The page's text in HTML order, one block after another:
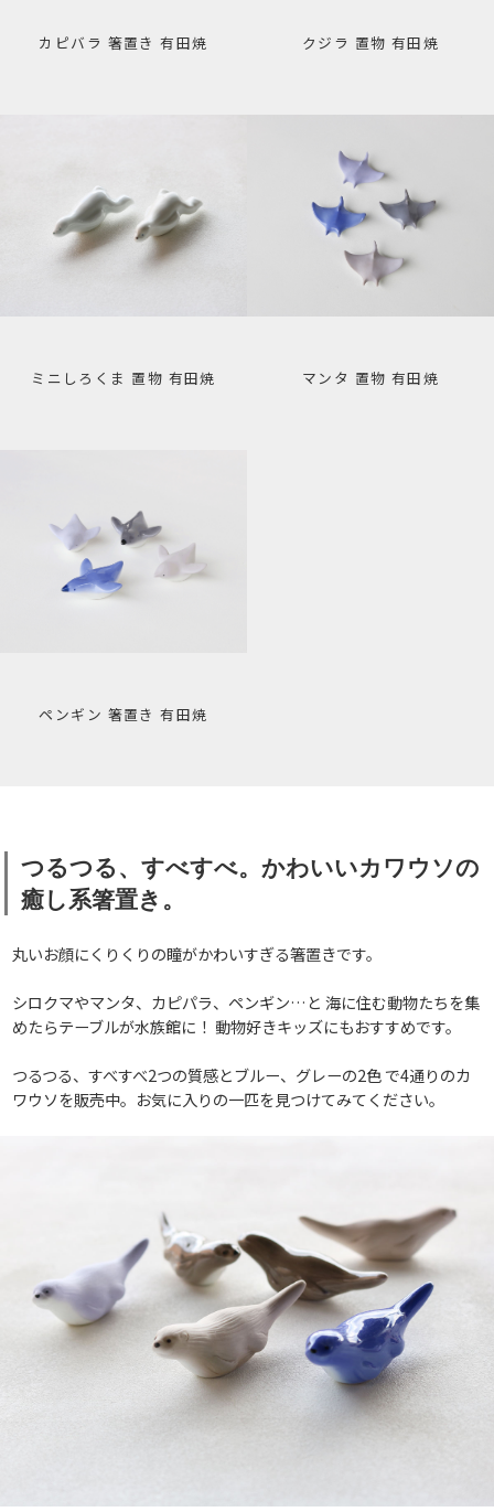
カピバラ 箸置き 有田焼 クジラ 置物 有田焼
ミニしろくま 置物 有田焼 マンタ 置物 有田焼
ペンギン 箸置き 有田焼
つるつる、すべすべ。かわいいカワウソの
癒し系箸置き。
丸いお顔にくりくりの瞳がかわいすぎる箸置きです。
シロクマやマンタ、カピパラ、ペンギン…と 海に住む動物たちを集
めたらテーブルが水族館に！ 動物好きキッズにもおすすめです。
つるつる、すべすべ2つの質感とブルー、グレーの2色 で4通りのカ
ワウソを販売中。お気に入りの一匹を見つけてみてください。